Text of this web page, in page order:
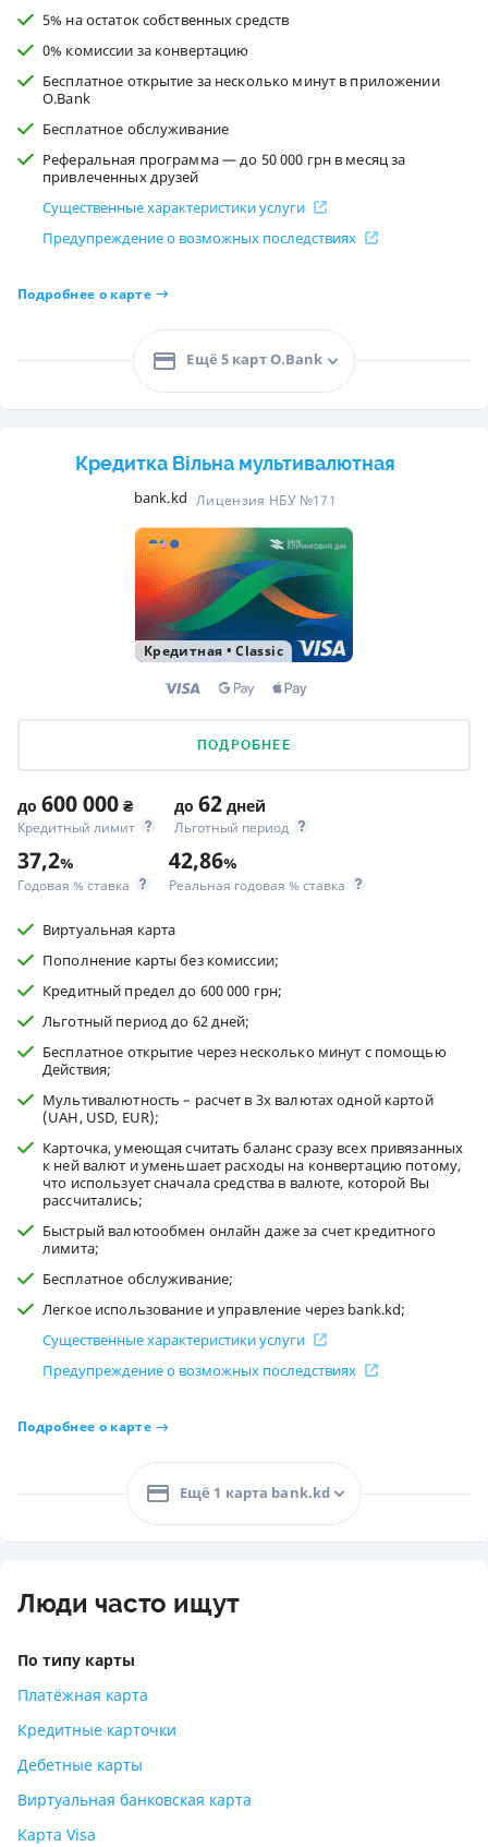
5% на остаток собственных средств
0% комиссии за конвертацию
Бесплатное открытие за несколько минут в приложении
O.Bank
Бесплатное обслуживание
Реферальная программа — до 50 000 грн в месяц за
привлеченных друзей
Существенные характеристики услуги
Предупреждение о возможных последствиях
Подробнее о карте
Ещё 5 карт O.Bank
Кредитка Вільна мультивалютная
bank.kd Лицензия НБУ №171
Кредитная •Classic
ПОДРОБНЕЕ
до 600 000 ₴
Кредитный лимит
до 62 дней
Льготный период
37,2%
Годовая % ставка
42,86%
Реальная годовая % ставка
Виртуальная карта
Пополнение карты без комиссии;
Кредитный предел до 600 000 грн;
Льготный период до 62 дней;
Бесплатное открытие через несколько минут с помощью
Действия;
Мультивалютность – расчет в 3х валютах одной картой
(UAH, USD, EUR);
Карточка, умеющая считать баланс сразу всех привязанных
к ней валют и уменьшает расходы на конвертацию потому,
что использует сначала средства в валюте, которой Вы
рассчитались;
Быстрый валютообмен онлайн даже за счет кредитного
лимита;
Бесплатное обслуживание;
Легкое использование и управление через bank.kd;
Существенные характеристики услуги
Предупреждение о возможных последствиях
Подробнее о карте
Ещё 1 карта bank.kd
Люди часто ищут
По типу карты
Платёжная карта
Кредитные карточки
Дебетные карты
Виртуальная банковская карта
Карта Visa